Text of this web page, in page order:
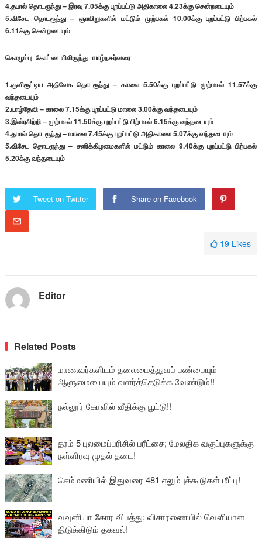
4.தபால் தொடரூந்து – இரவு 7.05க்கு புறப்பட்டு அதிகாலை 4.23க்கு சென்றடையும்
5.விசேட தொடரூந்து – ஞாயிறுகளில் மட்டும் முற்பகல் 10.00க்கு புறப்பட்டு பிற்பகல்
6.11க்கு சென்றடையும்
கொழும்பு_கோட்டையிலிருந்து_யாழ்நகர்வரை‬
1.குளிரூட்டிய அதிவேக தொடரூந்து – காலை 5.50க்கு புறப்பட்டு முற்பகல் 11.57க்கு
வந்தடையும்
2.யாழ்தேவி – காலை 7.15க்கு புறப்பட்டு மாலை 3.00க்கு வந்தடையும்
3.இன்ரசிற்றி – முற்பகல் 11.50க்கு புறப்பட்டு பிற்பகல் 6.15க்கு வந்தடையும்
4.தபால் தொடரூந்து – மாலை 7.45க்கு புறப்பட்டு அதிகாலை 5.07க்கு வந்தடையும்
5.விசேட தொடரூந்து – சனிக்கிழமைகளில் மட்டும் காலை 9.40க்கு புறப்பட்டு பிற்பகல்
5.20க்கு வந்தடையும்
Tweet on Twitter Share on Facebook
19 Likes
Editor
Related Posts
மாணவர்களிடம் தலைமைத்துவப் பண்பையும்
ஆளுமையையும் வளர்த்தெடுக்க வேண்டும்!!
நல்லூர் கோவில் வீதிக்கு பூட்டு!!
தரம் 5 புலமைப்பரிசில் பரீட்சை; மேலதிக வகுப்புகளுக்கு
நள்ளிரவு முதல் தடை!
செம்மணியில் இதுவரை 481 எலும்புக்கூடுகள் மீட்பு!
வவுனியா கோர விபத்து: விசாரணையில் வௌியான
திடுக்கிடும் தகவல்!